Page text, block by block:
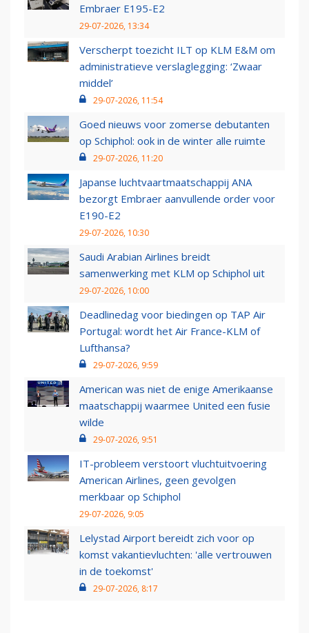
Embraer E195-E2
29-07-2026, 13:34
Verscherpt toezicht ILT op KLM E&M om
administratieve verslaglegging: ‘Zwaar
middel’
29-07-2026, 11:54
Goed nieuws voor zomerse debutanten
op Schiphol: ook in de winter alle ruimte
29-07-2026, 11:20
Japanse luchtvaartmaatschappij ANA
bezorgt Embraer aanvullende order voor
E190-E2
29-07-2026, 10:30
Saudi Arabian Airlines breidt
samenwerking met KLM op Schiphol uit
29-07-2026, 10:00
Deadlinedag voor biedingen op TAP Air
Portugal: wordt het Air France-KLM of
Lufthansa?
29-07-2026, 9:59
American was niet de enige Amerikaanse
maatschappij waarmee United een fusie
wilde
29-07-2026, 9:51
IT-probleem verstoort vluchtuitvoering
American Airlines, geen gevolgen
merkbaar op Schiphol
29-07-2026, 9:05
Lelystad Airport bereidt zich voor op
komst vakantievluchten: 'alle vertrouwen
in de toekomst'
29-07-2026, 8:17